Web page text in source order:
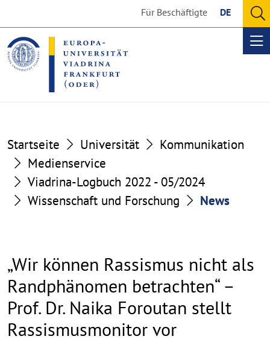
the
content
section
the
footer
section
Für Beschäftigte DE
Startseite Universität
Kommunikation
Medienservice
Viadrina-Logbuch 2022 - 05/2024
Wissenschaft und Forschung
News
„Wir können Rassismus nicht als
Randphänomen betrachten“ –
Prof. Dr. Naika Foroutan stellt
Rassismusmonitor vor